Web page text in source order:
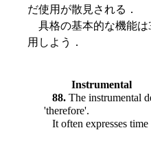
だ使用が散見される．
具格の基本的な機能は
用しよう．
Instrumental
88. The instrumental
'therefore'.
It often expresses time